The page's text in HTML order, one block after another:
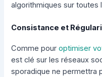
algorithmiques sur toutes
Consistance et
Comme pouroptimiser
est clé sur les réseaux
sporadique ne permettra